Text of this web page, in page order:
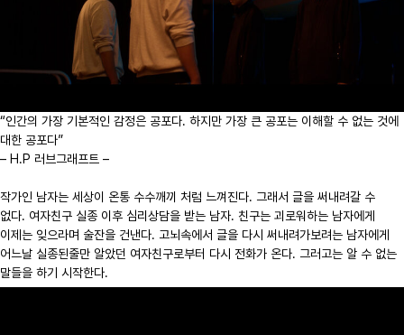
“인간의 가장 기본적인 감정은 공포다. 하지만 가장 큰 공포는 이해할 수 없는 것에
대한 공포다”
– H.P 러브그래프트 –
작가인 남자는 세상이 온통 수수깨끼 처럼 느껴진다. 그래서 글을 써내려갈 수
없다. 여자친구 실종 이후 심리상담을 받는 남자. 친구는 괴로워하는 남자에게
이제는 잊으라며 술잔을 건낸다. 고뇌속에서 글을 다시 써내려가보려는 남자에게
어느날 실종된줄만 알았던 여자친구로부터 다시 전화가 온다. 그러고는 알 수 없는
말들을 하기 시작한다.